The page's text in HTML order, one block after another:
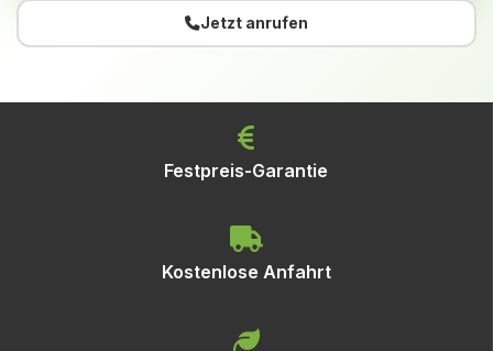
Jetzt anrufen
Festpreis-Garantie
Kostenlose Anfahrt